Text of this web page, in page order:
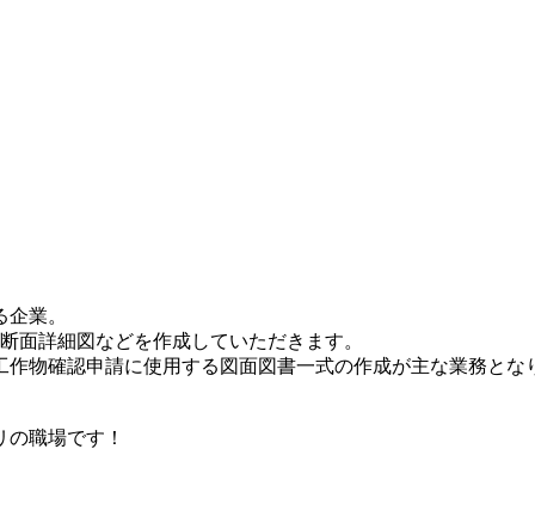
業。
面詳細図などを作成していただきます。
物確認申請に使用する図面図書一式の作成が主な業務とな
職場です！